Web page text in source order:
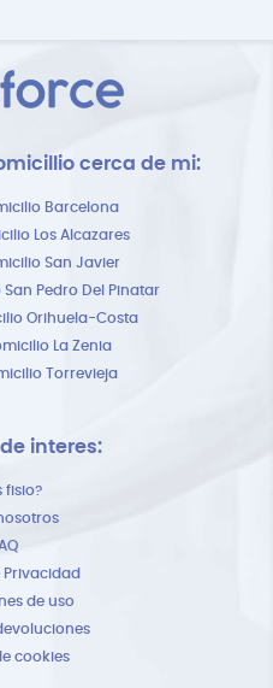
cerca de mi:
Barcelona
Los Alcazares
San Javier
Pedro Del Pinatar
Orihuela-Costa
La Zenia
Torrevieja
interes:
fisio?
Privacidad
de uso
cookies